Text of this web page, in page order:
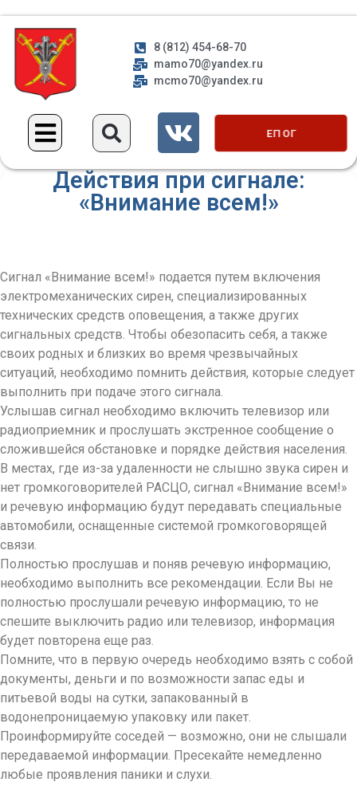
8 (812) 454-68-70
mamo70@yandex.ru
mcmo70@yandex.ru
ЕП ОГ
Действия при сигнале:
«Внимание всем!»
Сигнал «Внимание всем!» подается путем включения
электромеханических сирен, специализированных
технических средств оповещения, а также других
сигнальных средств. Чтобы обезопасить себя, а также
своих родных и близких во время чрезвычайных
ситуаций, необходимо помнить действия, которые следует
выполнить при подаче этого сигнала.
Услышав сигнал необходимо включить телевизор или
радиоприемник и прослушать экстренное сообщение о
сложившейся обстановке и порядке действия населения.
В местах, где из-за удаленности не слышно звука сирен и
нет громкоговорителей РАСЦО, сигнал «Внимание всем!»
и речевую информацию будут передавать специальные
автомобили, оснащенные системой громкоговорящей
связи.
Полностью прослушав и поняв речевую информацию,
необходимо выполнить все рекомендации. Если Вы не
полностью прослушали речевую информацию, то не
спешите выключить радио или телевизор, информация
будет повторена еще раз.
Помните, что в первую очередь необходимо взять с собой
документы, деньги и по возможности запас еды и
питьевой воды на сутки, запакованный в
водонепроницаемую упаковку или пакет.
Проинформируйте соседей — возможно, они не слышали
передаваемой информации. Пресекайте немедленно
любые проявления паники и слухи.